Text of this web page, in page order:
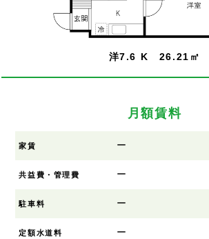
洋7.6 K 26.21㎡
月額賃料
家賃 ー
共益費・管理費 ー
駐車料 ー
定額水道料 ー